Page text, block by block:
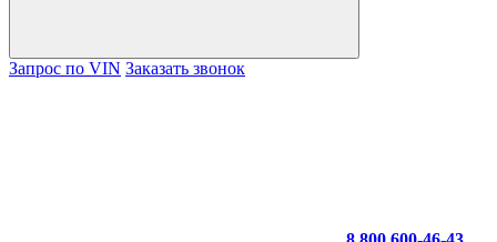
Запрос по VIN Заказать звонок